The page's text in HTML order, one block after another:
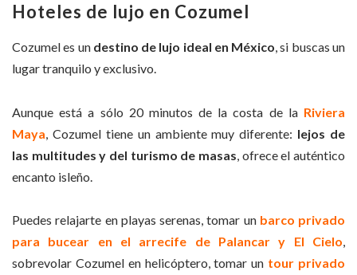
Hoteles de lujo en Cozumel
Cozumel es undestino de lujo ideal en México, si buscas un
lugar tranquilo y exclusivo.
Aunque está a sólo 20 minutos de la costa de la Riviera
Maya , Cozumel tiene un ambiente muy diferente: lejos de
las multitudes y del turismo de masas , ofrece el auténtico
encanto isleño.
Puedes relajarte en playas serenas, tomar un barco privado
para bucear en el arrecife de Palancar y El Cielo,
sobrevolar Cozumel en helicóptero, tomar un tour privado